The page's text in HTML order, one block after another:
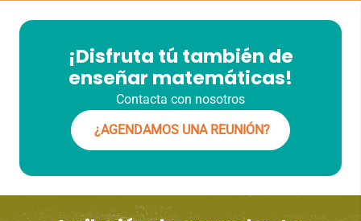
¡Disfruta tú también de
enseñar matemáticas!
Contacta con nosotros
¿AGENDAMOS UNA REUNIÓN?